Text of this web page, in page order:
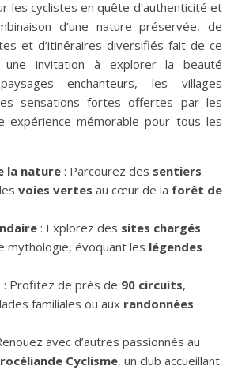
les cyclistes en quête d’authenticité et
d’une nature préservée, de
et d’itinéraires diversifiés fait de ce
une invitation à explorer la beauté
enchanteurs, les villages
sensations fortes offertes par les
expérience mémorable pour tous les
la nature : Parcourez des sentiers
voies vertes au cœur de la forêt de
: Explorez des sites chargés
mythologie, évoquant les légendes
: Profitez de près de 90 circuits,
familiales ou aux randonnées
avec d’autres passionnés au
Cyclisme, un club accueillant